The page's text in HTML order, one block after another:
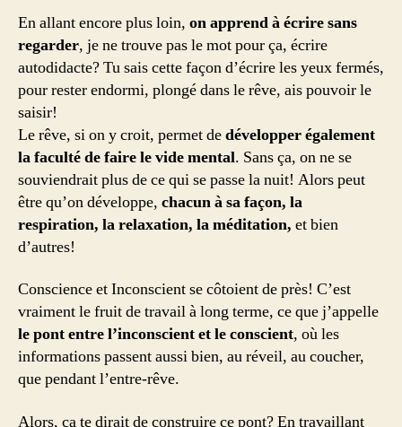
En allant encore plus loin, on apprend à écrire sans
regarder, je ne trouve pas le mot pour ça, écrire
autodidacte? Tu sais cette façon d’écrire les yeux fermés,
pour rester endormi, plongé dans le rêve, ais pouvoir le
saisir!
Le rêve, si on y croit, permet dedévelopper également
la faculté de faire le vide mental. Sans ça, on ne se
souviendrait plus de ce qui se passe la nuit! Alors peut
être qu’on développe, chacun à sa façon, la
respiration, la relaxation, la méditation, et bien
d’autres!
Conscience et Inconscient se côtoient de près! C’est
vraiment le fruit de travail à long terme, ce que j’appelle
le pont entre l’inconscient et le conscient, où les
informations passent aussi bien, au réveil, au coucher,
que pendant l’entre-rêve.
Alors, ça te dirait de construire ce pont? En travaillant